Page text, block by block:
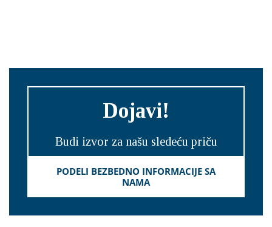
Dojavi!
Budi izvor za našu sledeću priču
PODELI BEZBEDNO INFORMACIJE SA
NAMA